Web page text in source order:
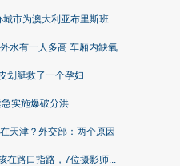
市为澳大利亚布里斯班
水有一人多高 车厢内缺氧
划艇救了一个孕妇
实施爆破分洪
天津？外交部：两个原因
在路口指路，7位摄影师...